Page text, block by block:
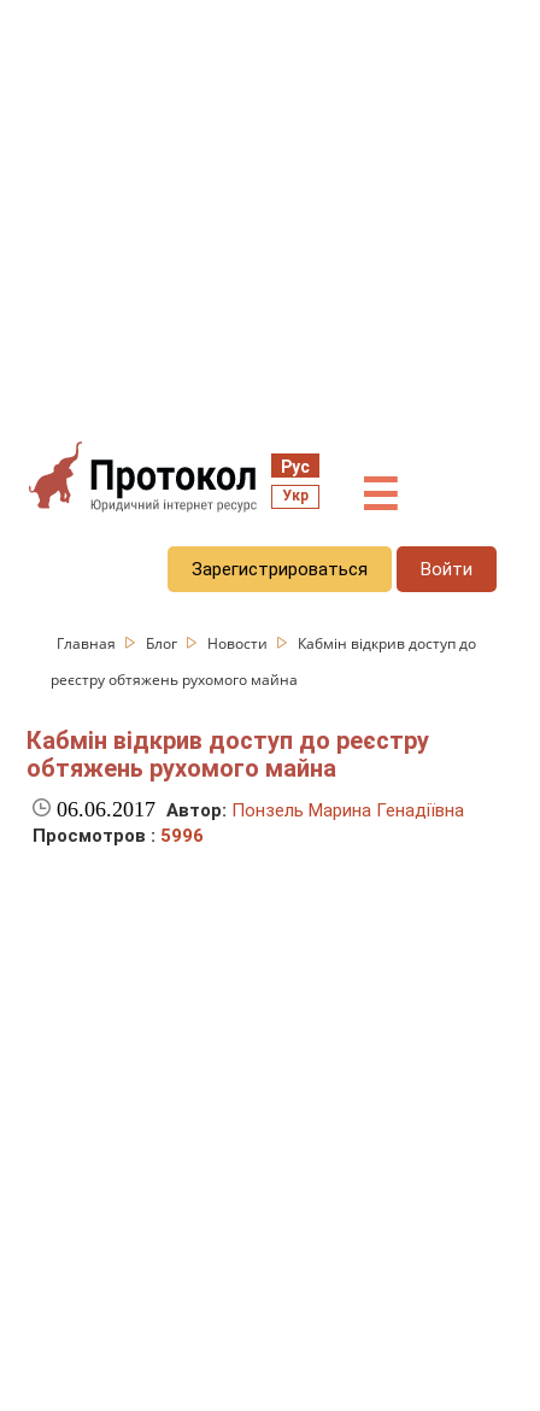
Рус
Укр ☰
Зарегистрироваться Войти
Главная Блог Новости
Кабмін відкрив доступ до
реєстру обтяжень рухомого майна
Кабмін відкрив доступ до реєстру
обтяжень рухомого майна
06.06.2017 Автор: Понзель Марина Генадіївна
Просмотров : 5996